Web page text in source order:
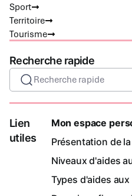
Sport
Territoire
Tourisme
Recherche rapide
Recherche rapide
Lien
utiles
Mon espace
Présentation de
Niveaux d'aides
Types d'aides